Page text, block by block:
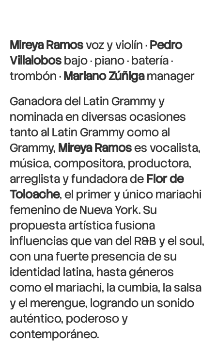
Mireya Ramosvoz y violín ·Pedro
Villalobosbajo · piano · batería ·
trombón ·Mariano Zúñigamanager
Ganadora del Latin Grammy y
nominada en diversas ocasiones
tanto al Latin Grammy como al
Grammy, Mireya Ramoses vocalista,
música, compositora, productora,
arreglista y fundadora deFlor de
Toloache, el primer y único mariachi
femenino de Nueva York. Su
propuesta artística fusiona
influencias que van del R&B y el soul,
con una fuerte presencia de su
identidad latina, hasta géneros
como el mariachi, la cumbia, la salsa
y el merengue, logrando un sonido
auténtico, poderoso y
contemporáneo.